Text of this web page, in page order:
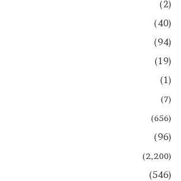
(2)
(40)
(94)
(19)
(1)
(7)
(656)
(96)
(2,200)
(546)